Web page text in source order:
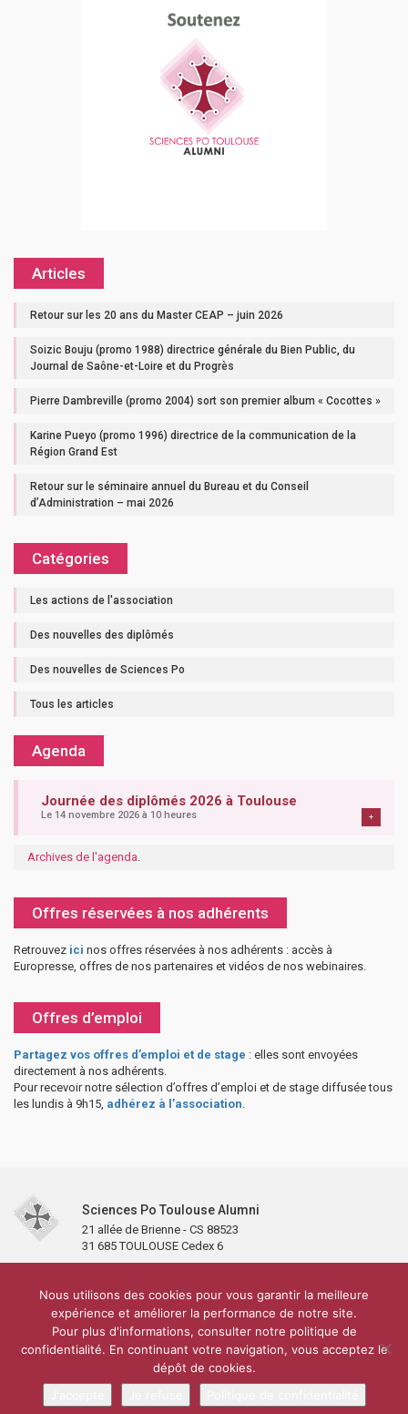
Articles
Retour sur les 20 ans du Master CEAP – juin 2026
Soizic Bouju (promo 1988) directrice générale du Bien Public, du
Journal de Saône-et-Loire et du Progrès
Pierre Dambreville (promo 2004) sort son premier album « Cocottes »
Karine Pueyo (promo 1996) directrice de la communication de la
Région Grand Est
Retour sur le séminaire annuel du Bureau et du Conseil
d’Administration – mai 2026
Catégories
Les actions de l'association
Des nouvelles des diplômés
Des nouvelles de Sciences Po
Tous les articles
Agenda
Journée des diplômés 2026 à Toulouse
Le 14 novembre 2026 à 10 heures +
Archives de l'agenda
Offres réservées à nos adhérents
Retrouvez ici nos offres réservées à nos adhérents : accès à
Europresse, offres de nos partenaires et vidéos de nos webinaires.
Offres d’emploi
Partagez vos offres d’emploi et de stage : elles sont envoyées
directement à nos adhérents.
Pour recevoir notre sélection d’offres d’emploi et de stage diffusée tous
les lundis à 9h15, adhérez à l’association
Sciences Po Toulouse Alumni
21 allée de Brienne - CS 88523
31 685 TOULOUSE Cedex 6
Partenaires et soutiens
Lettre d’information
Réseaux sociaux
Sciences Po Toulouse
Carré Alumni de la bibliothèque de Sciences Po Toulouse
10 000 diplômés
Réseau ScPo
Mentions légales Politique de confidentialité
Plan du site
Conception & réalisation :CEREAL CONCEPT
Nous utilisons des cookies pour vous garantir la meilleure
expérience et améliorer la performance de notre site.
Pour plus d'informations, consulter notre politique de
confidentialité. En continuant votre navigation, vous acceptez le
dépôt de cookies.